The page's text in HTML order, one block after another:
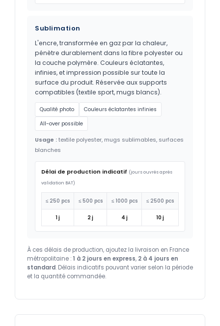
Sublimation
L'encre, transformée en gaz par la chaleur,
pénètre durablement dans la fibre polyester ou
la couche polymère. Couleurs éclatantes,
infinies, et impression possible sur toute la
surface du produit. Réservée aux supports
compatibles (textile sport, mugs blancs).
Qualité photo
Couleurs éclatantes infinies
All-over possible
Usage :textile polyester, mugs sublimables, surfaces
blanches
Délai de production indicatif (jours ouvrés après
validation BAT)
≤ 250 pcs ≤ 500 pcs ≤ 1000 pcs ≤ 2500 pcs
1 j 2 j 4 j 10 j
À ces délais de production, ajoutez la livraison en France
métropolitaine : 1 à 2 jours en express, 2 à 4 jours en
standard. Délais indicatifs pouvant varier selon la période
et la quantité commandée.